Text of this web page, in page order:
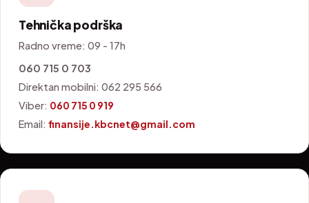
Tehnička podrška
Radno vreme: 09 - 17h
060 715 0 703
Direktan mobilni: 062 295 566
Viber: 060 715 0 919
Email: finansije.kbcnet@gmail.com